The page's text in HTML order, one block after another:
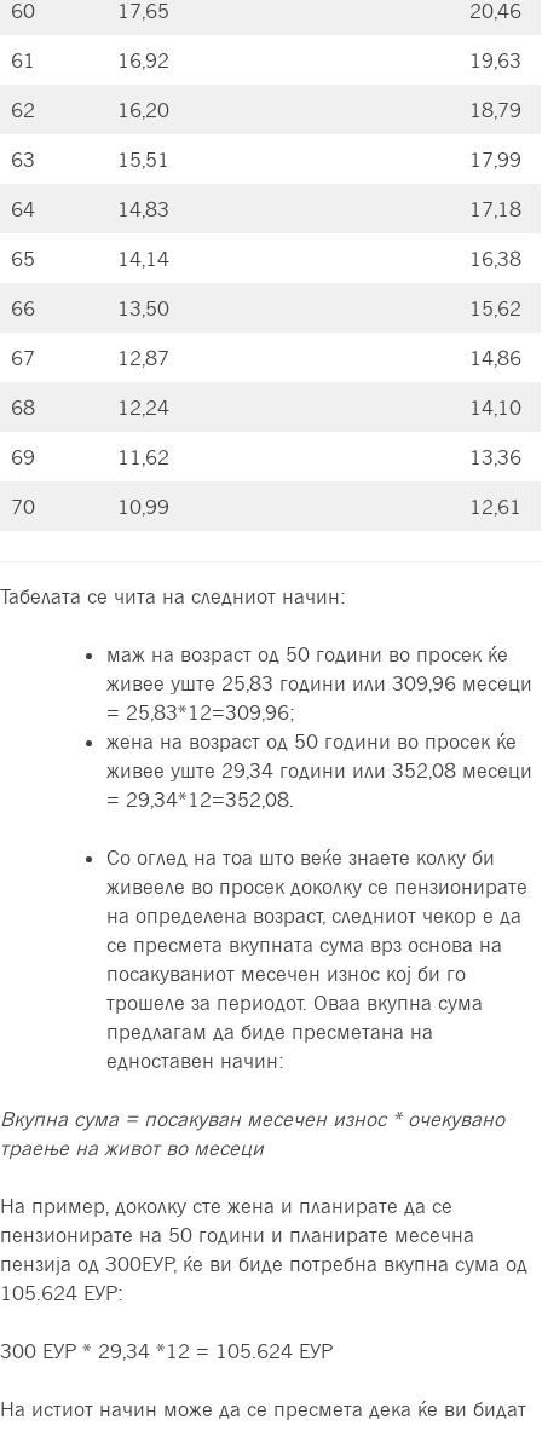
60 17,65 20,46
61 16,92 19,63
62 16,20 18,79
63 15,51 17,99
64 14,83 17,18
65 14,14 16,38
66 13,50 15,62
67 12,87 14,86
68 12,24 14,10
69 11,62 13,36
70 10,99 12,61
Табелата се чита на следниот начин:
маж на возраст од 50 години во просек ќе
живее уште 25,83 години или 309,96 месеци
= 25,83*12=309,96;
жена на возраст од 50 години во просек ќе
живее уште 29,34 години или 352,08 месеци
= 29,34*12=352,08.
Со оглед на тоа што веќе знаете колку би
живееле во просек доколку се пензионирате
на определена возраст, следниот чекор е да
се пресмета вкупната сума врз основа на
посакуваниот месечен износ кој би го
трошеле за периодот. Оваа вкупна сума
предлагам да биде пресметана на
едноставен начин:
Вкупна сума = посакуван месечен износ * очекувано
траење на живот во месеци
На пример, доколку сте жена и планирате да се
пензионирате на 50 години и планирате месечна
пензија од 300ЕУР, ќе ви биде потребна вкупна сума од
105.624 ЕУР:
300 ЕУР * 29,34 *12 = 105.624 ЕУР
На истиот начин може да се пресмета дека ќе ви бидат